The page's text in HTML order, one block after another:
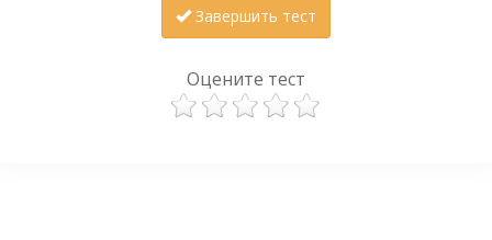
Завершить тест
Оцените тест